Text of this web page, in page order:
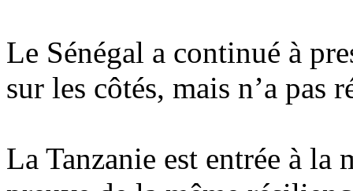
Le Sénégal a continué à
sur les côtés, mais n’a pas
La Tanzanie est entrée à la